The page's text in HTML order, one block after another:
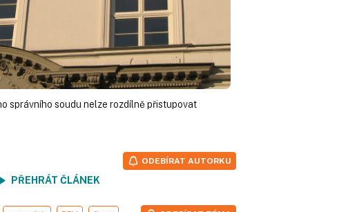
správního soudu nelze rozdílně přistupovat
PŘEHRÁT ČLÁNEK
ODEBÍRAT AUTORKU